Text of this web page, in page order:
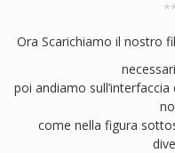
Ora Scarichiamo il nostro
poi andiamo
come nella figura